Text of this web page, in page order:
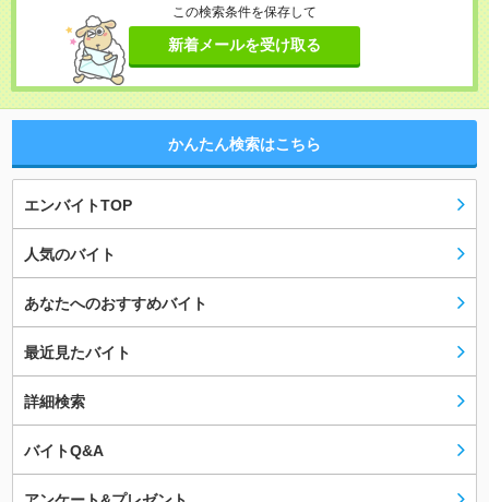
この検索条件を保存して
新着メールを受け取る
かんたん検索はこちら
エンバイトTOP
人気のバイト
あなたへのおすすめバイト
最近見たバイト
詳細検索
バイトQ&A